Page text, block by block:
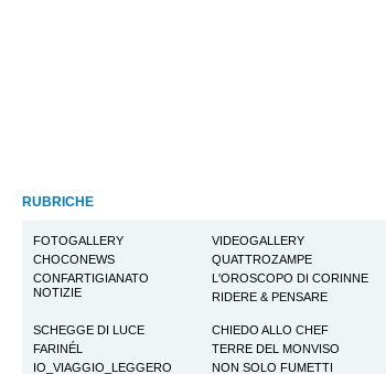
RUBRICHE
FOTOGALLERY VIDEOGALLERY
CHOCONEWS
QUATTROZAMPE
CONFARTIGIANATO
NOTIZIE
L'OROSCOPO DI CORINNE
RIDERE & PENSARE
SCHEGGE DI LUCE
CHIEDO ALLO CHEF
FARINÉL
TERRE DEL MONVISO
IO_VIAGGIO_LEGGERO
NON SOLO FUMETTI